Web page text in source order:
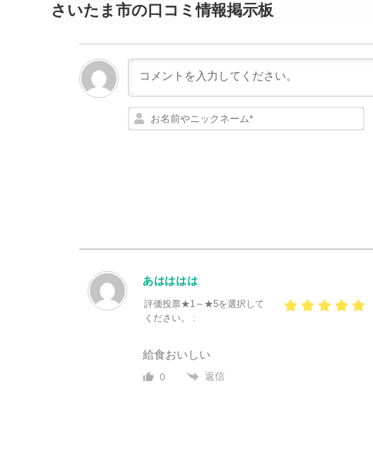
さいたま市の口コミ情報掲示板
名
あはははは
評価投票★1～★5を選択して
ください。 :
給食おいしい
0 返信